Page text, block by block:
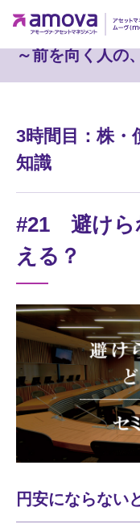
セミナー実
～前を向く人の
3時間目：株・
知識
#21 避けら
える？
円安にならない